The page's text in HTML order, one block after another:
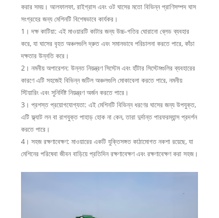
করার সময়। আলফালফা, রাইগ্রাস এবং ওট ঘাসের মতো বিভিন্ন প্রাণিসম্পদ ঘাস
সংগ্রহের জন্য মেশিনটি বিশেষভাবে কার্যকর।
1। দক্ষ কাটিয়া: এই মাওয়ারটি কাটার জন্য উচ্চ-গতির ঘোরানো ব্লেড ব্যবহার
করে, যা ঘাসের বৃহত অঞ্চলগুলি দ্রুত এবং সমানভাবে পরিচালনা করতে পারে, কাঁচা
দক্ষতার উন্নতি করে।
2। নমনীয় অপারেশন: উন্নত নিয়ন্ত্রণ সিস্টেম এবং হাঁটার সিস্টেমগুলির ব্যবহারের
কারণে এটি সহজেই বিভিন্ন জটিল অঞ্চলগুলি মোকাবেলা করতে পারে, নমনীয়
স্টিয়ারিং এবং সুনির্দিষ্ট নিয়ন্ত্রণ অর্জন করতে পারে।
3। প্রশস্ত প্রয়োগযোগ্যতা: এই মেশিনটি বিভিন্ন ধরণের ঘাসের জন্য উপযুক্ত,
এটি ফ্ল্যাট লন বা রাগযুক্ত পাহাড় হোক না কেন, তারা দুর্দান্ত পারফরম্যান্স প্রদর্শন
করতে পারে।
4। সহজ রক্ষণাবেক্ষণ: মাওয়ারের একটি যুক্তিসঙ্গত কাঠামোগত নকশা রয়েছে, যা
মেশিনের পরিষেবা জীবন বাড়িয়ে প্রতিদিন রক্ষণাবেক্ষণ এবং রক্ষণাবেক্ষণ করা সহজ।